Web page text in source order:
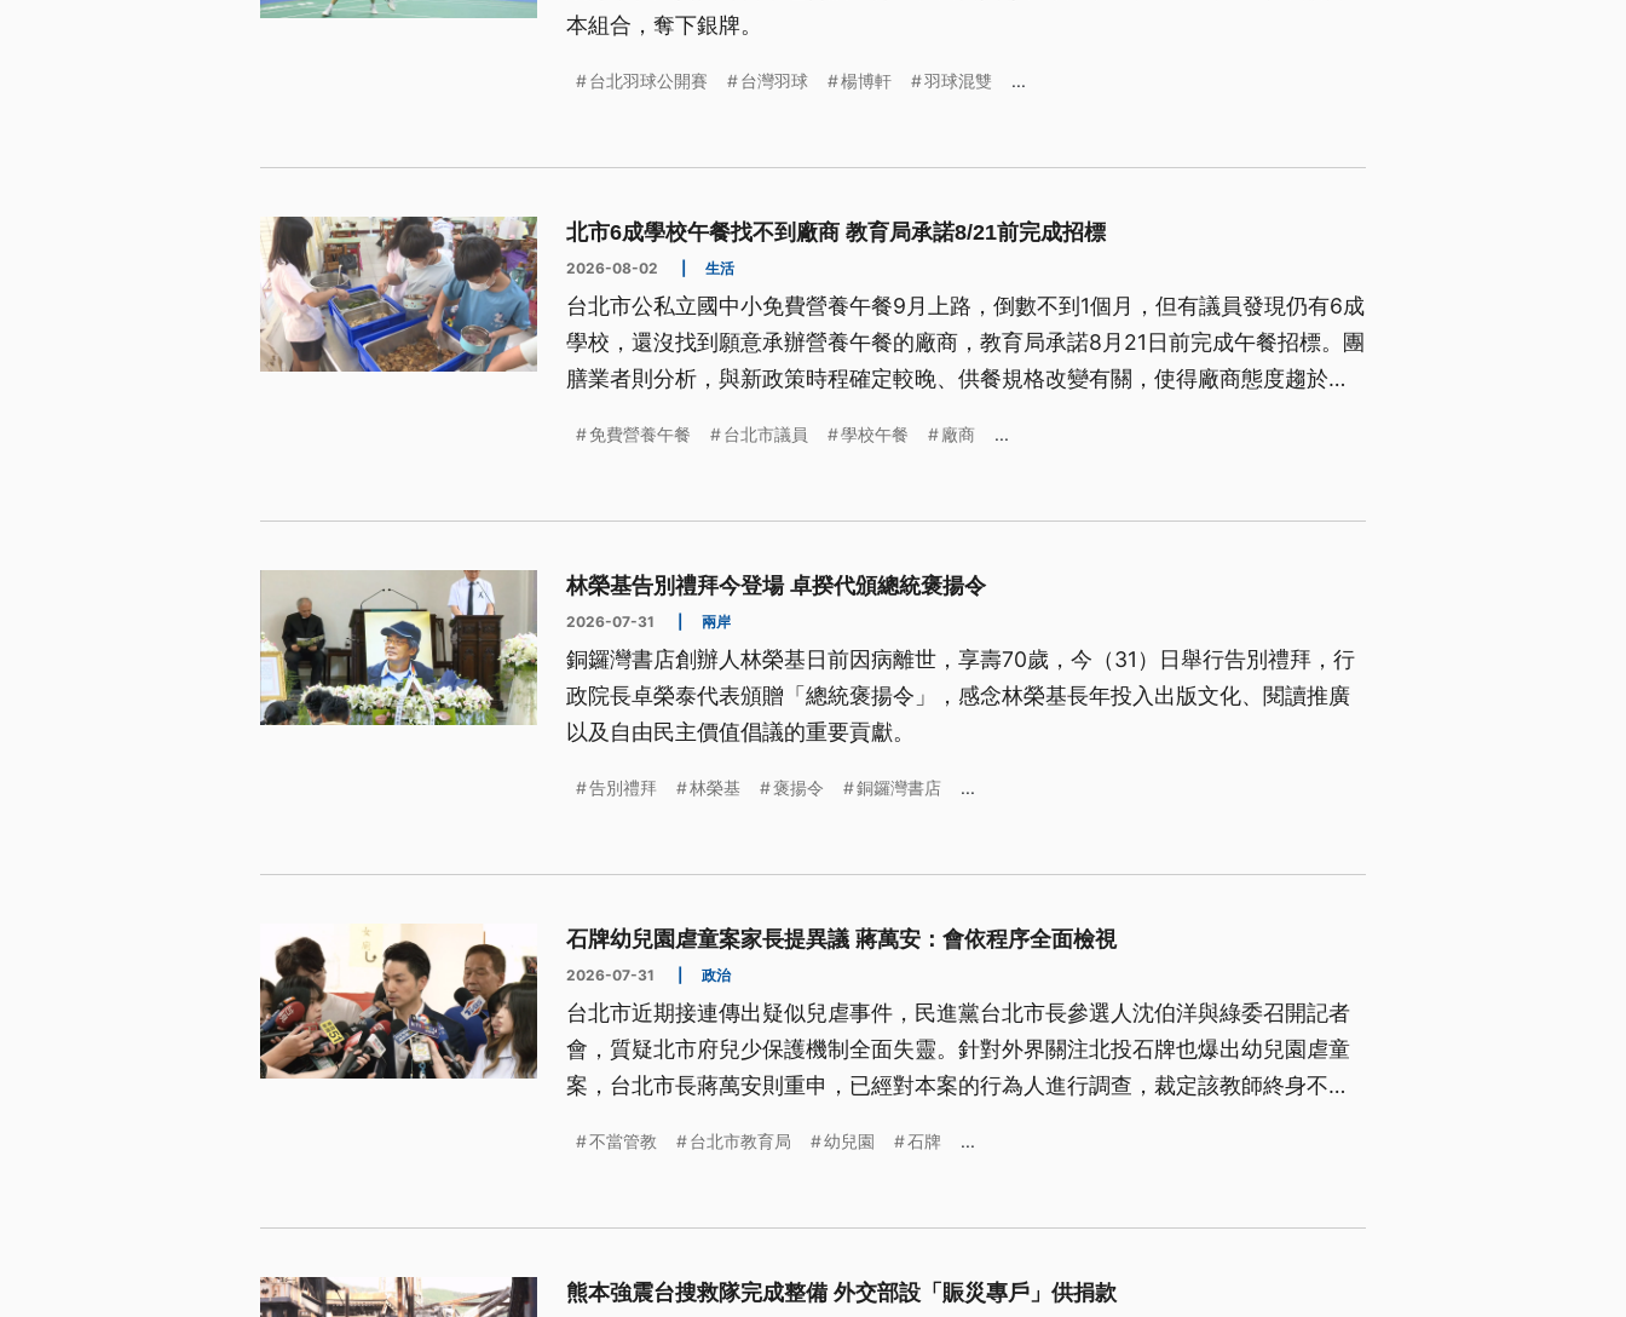
本組合，奪下銀牌。
台北羽球公開賽 台灣羽球 楊博軒 羽球混雙 ...
北市6成學校午餐找不到廠商 教育局承諾8/21前完成招標
2026-08-02 生活
台北市公私立國中小免費營養午餐9月上路，倒數不到1個月，但有議員發現仍有6成
學校，還沒找到願意承辦營養午餐的廠商，教育局承諾8月21日前完成午餐招標。團
膳業者則分析，與新政策時程確定較晚、供餐規格改變有關，使得廠商態度趨於嚴
免費營養午餐 台北市議員 學校午餐 廠商 ...
林榮基告別禮拜今登場 卓揆代頒總統褒揚令
2026-07-31 兩岸
銅鑼灣書店創辦人林榮基日前因病離世，享壽70歲，今（31）日舉行告別禮拜，行
政院長卓榮泰代表頒贈「總統褒揚令」，感念林榮基長年投入出版文化、閱讀推廣
以及自由民主價值倡議的重要貢獻。
告別禮拜 林榮基 褒揚令 銅鑼灣書店 ...
石牌幼兒園虐童案家長提異議 蔣萬安：會依程序全面檢視
2026-07-31 政治
台北市近期接連傳出疑似兒虐事件，民進黨台北市長參選人沈伯洋與綠委召開記者
會，質疑北市府兒少保護機制全面失靈。針對外界關注北投石牌也爆出幼兒園虐童
案，台北市長蔣萬安則重申，已經對本案的行為人進行調查，裁定該教師終身不得
面檢視。
不當管教 台北市教育局 幼兒園 石牌 ...
熊本強震台搜救隊完成整備 外交部設「賑災專戶」供捐款